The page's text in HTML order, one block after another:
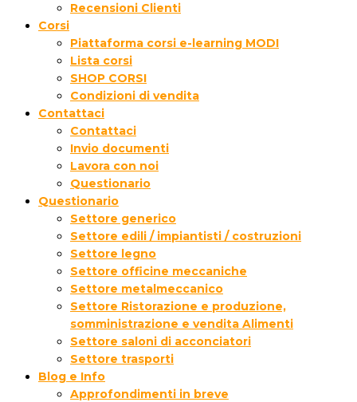
Recensioni Clienti
Corsi
Piattaforma corsi e-learning MODI
Lista corsi
SHOP CORSI
Condizioni di vendita
Contattaci
Contattaci
Invio documenti
Lavora con noi
Questionario
Questionario
Settore generico
Settore edili / impiantisti / costruzioni
Settore legno
Settore officine meccaniche
Settore metalmeccanico
Settore Ristorazione e produzione,
somministrazione e vendita Alimenti
Settore saloni di acconciatori
Settore trasporti
Blog e Info
Approfondimenti in breve